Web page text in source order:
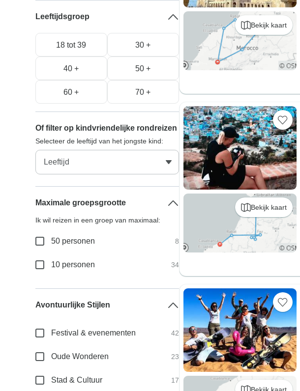
Bekijk kaart
Bekijk kaart
Bekijk kaart
Leeftijdsgroep
18 tot 39 30 +
40 + 50 +
60 + 70 +
Of filter op kindvriendelijke rondreizen
Selecteer de leeftijd van het jongste kind:
Maximale groepsgrootte
Ik wil reizen in een groep van maximaal:
50 personen 8
10 personen 34
Avontuurlijke Stijlen
Festival & evenementen 42
Oude Wonderen 23
Stad & Cultuur 17